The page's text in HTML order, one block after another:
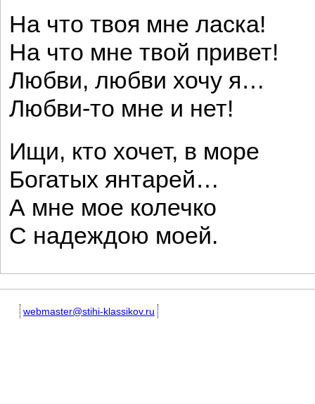
На что твоя мне ласка!
На что мне твой привет!
Любви, любви хочу я…
Любви-то мне и нет!
Ищи, кто хочет, в море
Богатых янтарей…
А мне мое колечко
С надеждою моей.
webmaster@stihi-klassikov.ru